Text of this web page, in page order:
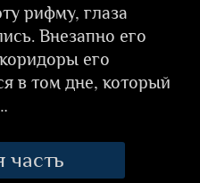
рифму, глаза
Внезапно его
его
в том дне, который